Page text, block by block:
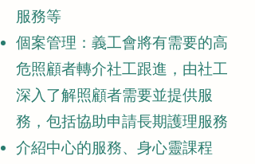
服務等
個案管理：義工會將有需要的高
危照顧者轉介社工跟進，由社工
深入了解照顧者需要並提供服
務，包括協助申請長期護理服務
介紹中心的服務、身心靈課程